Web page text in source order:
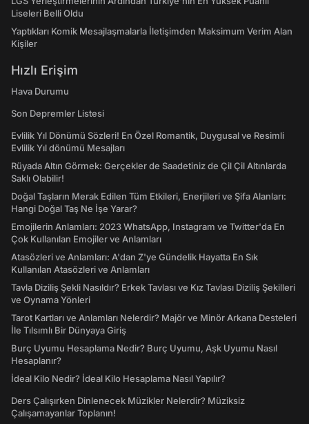
Liseleri Belli Oldu
Yaptıkları Komik Mesajlaşmalarla İletişimden Maksimum Verim Alan
Kişiler
Hızlı Erişim
Hava Durumu
Son Depremler Listesi
Evlilik Yıl Dönümü Sözleri! En Özel Romantik, Duygusal ve Resimli
Evlilik Yıl dönümü Mesajları
Rüyada Altın Görmek: Gerçekler de Saadetiniz de Çil Çil Altınlarda
Saklı Olabilir!
Doğal Taşların Merak Edilen Tüm Etkileri, Enerjileri ve Şifa Alanları:
Hangi Doğal Taş Ne İşe Yarar?
Emojilerin Anlamları: 2023 WhatsApp, Instagram ve Twitter'da En
Çok Kullanılan Emojiler ve Anlamları
Atasözleri ve Anlamları: A'dan Z'ye Gündelik Hayatta En Sık
Kullanılan Atasözleri ve Anlamları
Tavla Diziliş Şekli Nasıldır? Erkek Tavlası ve Kız Tavlası Diziliş Şekilleri
ve Oynama Yönleri
Tarot Kartları ve Anlamları Nelerdir? Majör ve Minör Arkana Desteleri
İle Tılsımlı Bir Dünyaya Giriş
Burç Uyumu Hesaplama Nedir? Burç Uyumu, Aşk Uyumu Nasıl
Hesaplanır?
İdeal Kilo Nedir? İdeal Kilo Hesaplama Nasıl Yapılır?
Ders Çalışırken Dinlenecek Müzikler Nelerdir? Müziksiz
Çalışamayanlar Toplanın!